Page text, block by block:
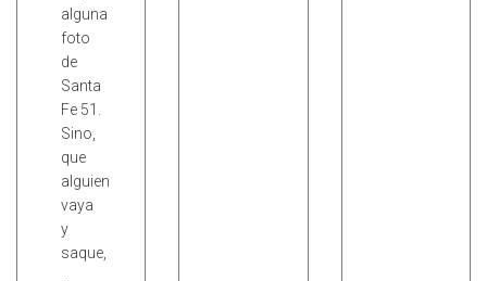
alguna
foto
de
Santa
Fe 51.
Sino,
que
alguien
vaya
y
saque,